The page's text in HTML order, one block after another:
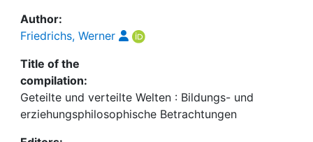
Author:
Friedrichs, Werner
Title of the
compilation:
Geteilte und verteilte Welten : Bildungs- und
erziehungsphilosophische Betrachtungen